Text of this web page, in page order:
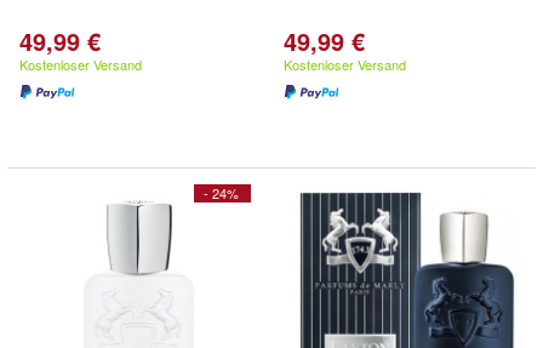
49,99 €
Kostenloser Versand
49,99 €
Kostenloser Versand
- 24%